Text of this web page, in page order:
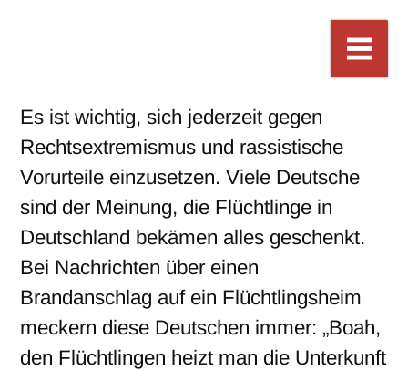
Es ist wichtig, sich jederzeit gegen
Rechtsextremismus und rassistische
Vorurteile einzusetzen. Viele Deutsche
sind der Meinung, die Flüchtlinge in
Deutschland bekämen alles geschenkt.
Bei Nachrichten über einen
Brandanschlag auf ein Flüchtlingsheim
meckern diese Deutschen immer: „Boah,
den Flüchtlingen heizt man die Unterkunft